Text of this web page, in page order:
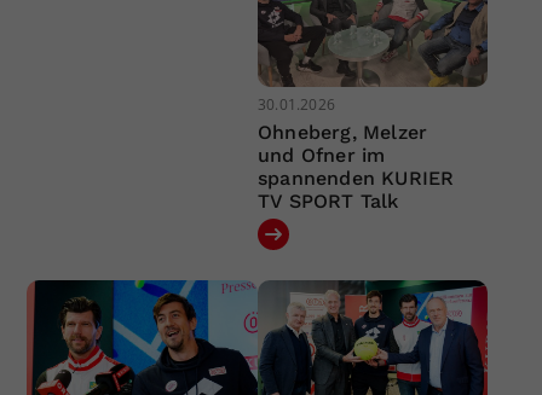
30.01.2026
Ohneberg, Melzer
und Ofner im
spannenden KURIER
TV SPORT Talk